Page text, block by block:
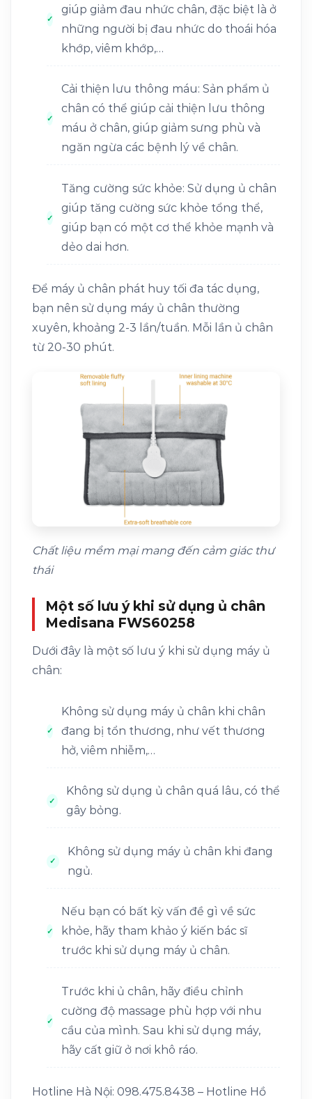
giúp giảm đau nhức chân, đặc biệt là ở
những người bị đau nhức do thoái hóa
khớp, viêm khớp,…
Cải thiện lưu thông máu: Sản phẩm ủ
chân có thể giúp cải thiện lưu thông
máu ở chân, giúp giảm sưng phù và
ngăn ngừa các bệnh lý về chân.
Tăng cường sức khỏe: Sử dụng ủ chân
giúp tăng cường sức khỏe tổng thể,
giúp bạn có một cơ thể khỏe mạnh và
dẻo dai hơn.
Để máy ủ chân phát huy tối đa tác dụng,
bạn nên sử dụng máy ủ chân thường
xuyên, khoảng 2-3 lần/tuần. Mỗi lần ủ chân
từ 20-30 phút.
Chất liệu mềm mại mang đến cảm giác thư
thái
Một số lưu ý khi sử dụng ủ chân
Medisana FWS60258
Dưới đây là một số lưu ý khi sử dụng máy ủ
chân:
Không sử dụng máy ủ chân khi chân
đang bị tổn thương, như vết thương
hở, viêm nhiễm,…
Không sử dụng ủ chân quá lâu, có thể
gây bỏng.
Không sử dụng máy ủ chân khi đang
ngủ.
Nếu bạn có bất kỳ vấn đề gì về sức
khỏe, hãy tham khảo ý kiến bác sĩ
trước khi sử dụng máy ủ chân.
Trước khi ủ chân, hãy điều chỉnh
cường độ massage phù hợp với nhu
cầu của mình. Sau khi sử dụng máy,
hãy cất giữ ở nơi khô ráo.
Hotline Hà Nội: 098.475.8438 – Hotline Hồ